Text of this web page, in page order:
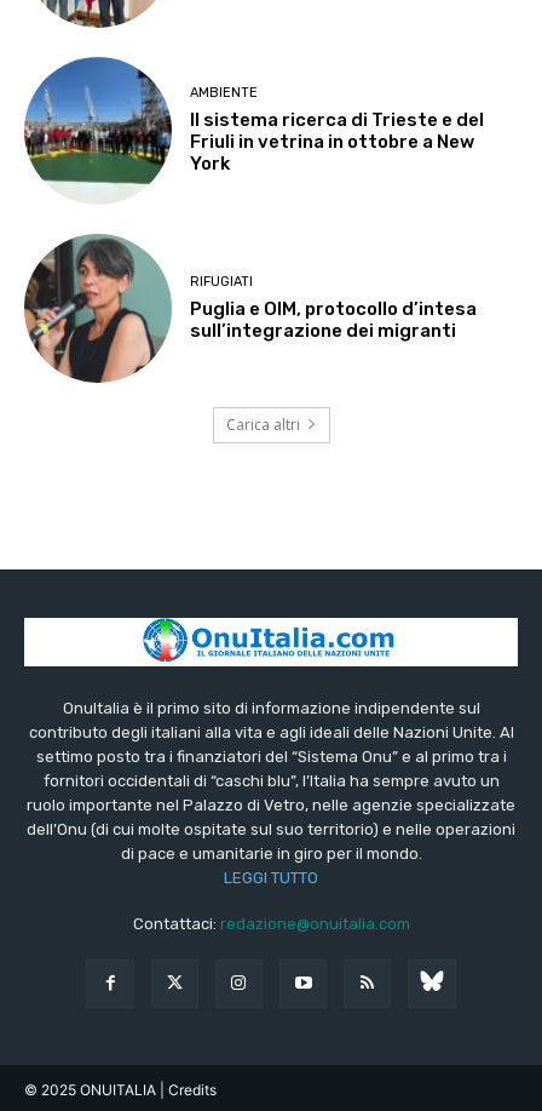
AMBIENTE
Il sistema ricerca di Trieste e del
Friuli in vetrina in ottobre a New
York
RIFUGIATI
Puglia e OIM, protocollo d’intesa
sull’integrazione dei migranti
Carica altri
OnuItalia è il primo sito di informazione indipendente sul
contributo degli italiani alla vita e agli ideali delle Nazioni Unite. Al
settimo posto tra i finanziatori del “Sistema Onu” e al primo tra i
fornitori occidentali di “caschi blu”, l’Italia ha sempre avuto un
ruolo importante nel Palazzo di Vetro, nelle agenzie specializzate
dell’Onu (di cui molte ospitate sul suo territorio) e nelle operazioni
di pace e umanitarie in giro per il mondo.
LEGGI TUTTO
Contattaci: redazione@onuitalia.com
© 2025 ONUITALIA | Credits